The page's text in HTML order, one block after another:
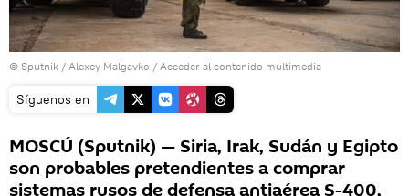
© Sputnik / Alexey Malgavko / Acceder al contenido multimedia
Síguenos en
MOSCÚ (Sputnik) — Siria, Irak, Sudán y Egipto
son probables pretendientes a comprar
sistemas rusos de defensa antiaérea S-400,